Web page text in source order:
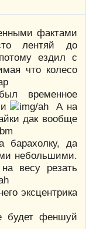
фактами
лентяй до
ездил с
что колесо
временное
А на
дак вообще
барахолку, да
небольшими.
весу резать
эксцентрика
будет феншуй